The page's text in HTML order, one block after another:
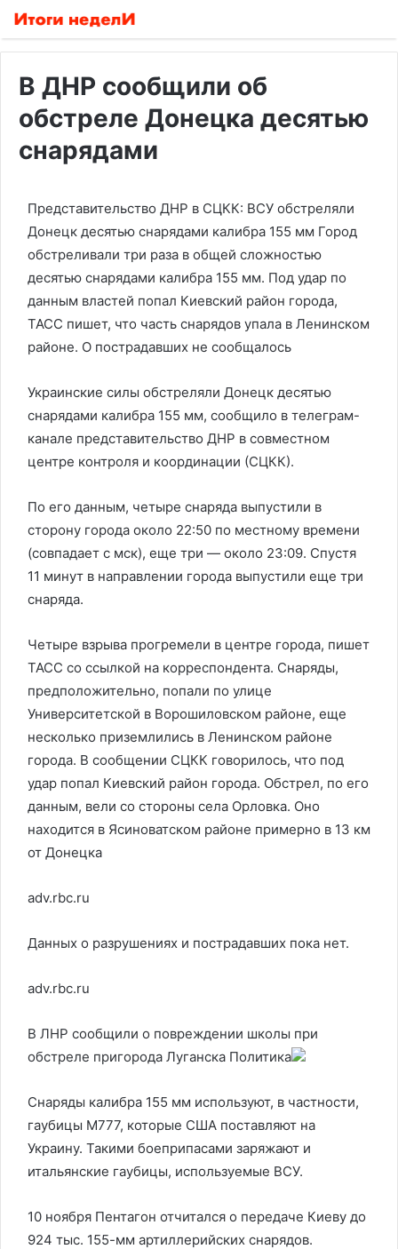
В ДНР сообщили об
обстреле Донецка десятью
снарядами
Представительство ДНР в СЦКК: ВСУ обстреляли
Донецк десятью снарядами калибра 155 мм Город
обстреливали три раза в общей сложностью
десятью снарядами калибра 155 мм. Под удар по
данным властей попал Киевский район города,
ТАСС пишет, что часть снарядов упала в Ленинском
районе. О пострадавших не сообщалось
Украинские силы обстреляли Донецк десятью
снарядами калибра 155 мм, сообщило в телеграм-
канале представительство ДНР в совместном
центре контроля и координации (СЦКК).
По его данным, четыре снаряда выпустили в
сторону города около 22:50 по местному времени
(совпадает с мск), еще три — около 23:09. Спустя
11 минут в направлении города выпустили еще три
снаряда.
Четыре взрыва прогремели в центре города, пишет
ТАСС со ссылкой на корреспондента. Снаряды,
предположительно, попали по улице
Университетской в Ворошиловском районе, еще
несколько приземлились в Ленинском районе
города. В сообщении СЦКК говорилось, что под
удар попал Киевский район города. Обстрел, по его
данным, вели со стороны села Орловка. Оно
находится в Ясиноватском районе примерно в 13 км
от Донецка
adv.rbc.ru
Данных о разрушениях и пострадавших пока нет.
adv.rbc.ru
В ЛНР сообщили о повреждении школы при
обстреле пригорода Луганска Политика
Снаряды калибра 155 мм используют, в частности,
гаубицы М777, которые США поставляют на
Украину. Такими боеприпасами заряжают и
итальянские гаубицы, используемые ВСУ.
10 ноября Пентагон отчитался о передаче Киеву до
924 тыс. 155-мм артиллерийских снарядов.